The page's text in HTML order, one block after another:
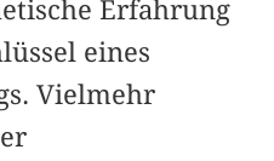
Erfahrung
eines
Vielmehr